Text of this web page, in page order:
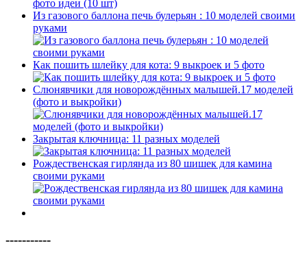
Из газового баллона печь булерьян : 10 моделей своими
руками
Как пошить шлейку для кота: 9 выкроек и 5 фото
Слюнявчики для новорождённых малышей.17 моделей
(фото и выкройки)
Закрытая ключница: 11 разных моделей
Рождественская гирлянда из 80 шишек для камина
своими руками
-----------